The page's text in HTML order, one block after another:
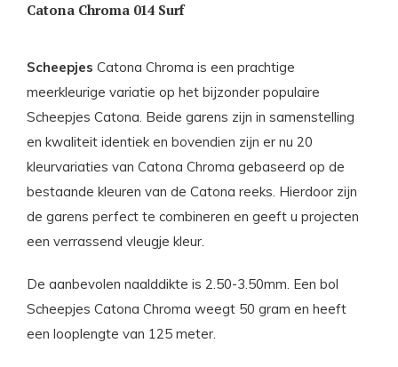
Catona Chroma 014 Surf
Scheepjes Catona Chroma is een prachtige
meerkleurige variatie op het bijzonder populaire
Scheepjes Catona. Beide garens zijn in samenstelling
en kwaliteit identiek en bovendien zijn er nu 20
kleurvariaties van Catona Chroma gebaseerd op de
bestaande kleuren van de Catona reeks. Hierdoor zijn
de garens perfect te combineren en geeft u projecten
een verrassend vleugje kleur.
De aanbevolen naalddikte is 2.50-3.50mm. Een bol
Scheepjes Catona Chroma weegt 50 gram en heeft
een looplengte van 125 meter.